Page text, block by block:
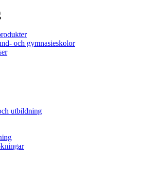
och gymnasieskolor
utbildning